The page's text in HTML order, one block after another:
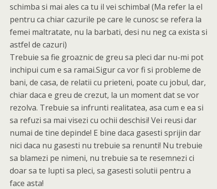
schimba si mai ales ca tu il vei schimba! (Ma refer la el
pentru ca chiar cazurile pe care le cunosc se refera la
femei maltratate, nu la barbati, desi nu neg ca exista si
astfel de cazuri)
Trebuie sa fie groaznic de greu sa pleci dar nu-mi pot
inchipui cum e sa ramai.Sigur ca vor fi si probleme de
bani, de casa, de relatii cu prieteni, poate cu jobul, dar,
chiar daca e greu de crezut, la un moment dat se vor
rezolva. Trebuie sa infrunti realitatea, asa cum e ea si
sa refuzi sa mai visezi cu ochii deschisi! Vei reusi dar
numai de tine depinde! E bine daca gasesti sprijin dar
nici daca nu gasesti nu trebuie sa renunti! Nu trebuie
sa blamezi pe nimeni, nu trebuie sa te resemnezi ci
doar sa te lupti sa pleci, sa gasesti solutii pentru a
face asta!